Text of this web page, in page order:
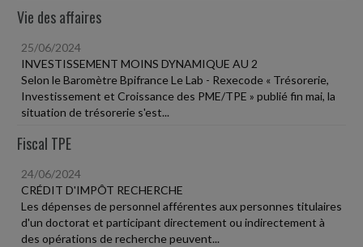
Vie des affaires
25/06/2024
INVESTISSEMENT MOINS DYNAMIQUE AU 2
Selon le Baromètre Bpifrance Le Lab - Rexecode « Trésorerie,
Investissement et Croissance des PME/TPE » publié fin mai, la
situation de trésorerie s'est...
Fiscal TPE
24/06/2024
CRÉDIT D'IMPÔT RECHERCHE
Les dépenses de personnel afférentes aux personnes titulaires
d'un doctorat et participant directement ou indirectement à
des opérations de recherche peuvent...